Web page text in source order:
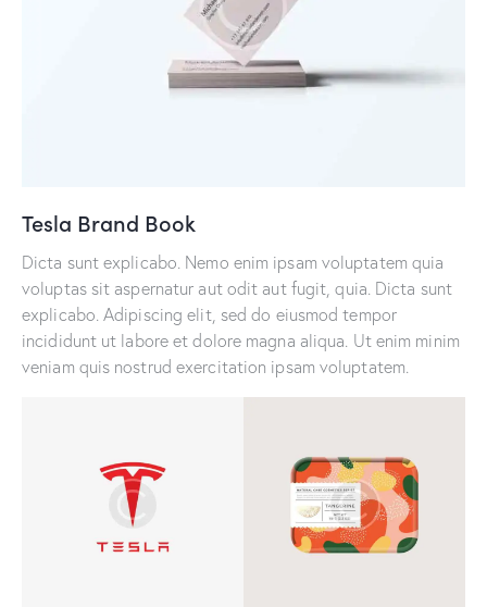
Tesla Brand Book
Dicta sunt explicabo. Nemo enim ipsam voluptatem quia
voluptas sit aspernatur aut odit aut fugit, quia. Dicta sunt
explicabo. Adipiscing elit, sed do eiusmod tempor
incididunt ut labore et dolore magna aliqua. Ut enim minim
veniam quis nostrud exercitation ipsam voluptatem.